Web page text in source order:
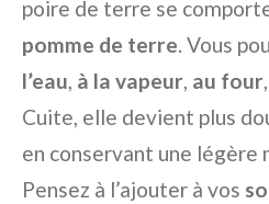
poire de terre se
pomme de terre. Vous
l’eau, à la vapeur, au four
Cuite, elle devient plus
en conservant une légère
Pensez à l’ajouter à vos